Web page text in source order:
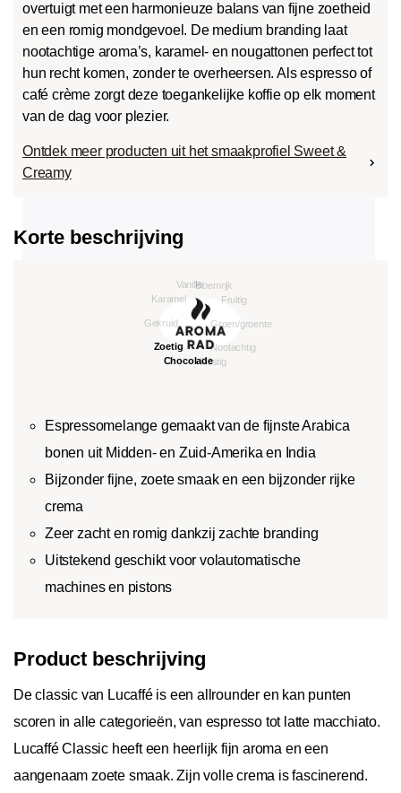
overtuigt met een harmonieuze balans van fijne zoetheid
en een romig mondgevoel. De medium branding laat
nootachtige aroma’s, karamel- en nougattonen perfect tot
hun recht komen, zonder te overheersen. Als espresso of
café crème zorgt deze toegankelijke koffie op elk moment
van de dag voor plezier.
Ontdek meer producten uit het smaakprofiel Sweet &
Creamy
Korte beschrijving
Espressomelange gemaakt van de fijnste Arabica
bonen uit Midden- en Zuid-Amerika en India
Bijzonder fijne, zoete smaak en een bijzonder rijke
crema
Zeer zacht en romig dankzij zachte branding
Uitstekend geschikt voor volautomatische
machines en pistons
Product beschrijving
De classic van Lucaffé is een allrounder en kan punten
scoren in alle categorieën, van espresso tot latte macchiato.
Lucaffé Classic heeft een heerlijk fijn aroma en een
aangenaam zoete smaak. Zijn volle crema is fascinerend.